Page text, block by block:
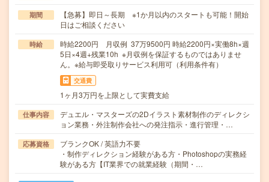
期間
【急募】即日～長期 ※1か月以内のスタートも可能！開始
日はご相談ください
時給
時給2200円 月収例 37万9500円 時給2200円×実働8h×週
5日×4週+残業10h ※月収例を保証するものではありませ
ん。※給与即受取りサービス利用可（利用条件有）
交通費
1ヶ月3万円を上限として実費支給
仕事内容
デュエル・マスターズの2Dイラスト素材制作のディレクシ
ョン業務・外注制作会社への発注指示・進行管理・…
応募資格
ブランクOK / 英語力不要
・制作ディレクション経験がある方・Photoshopの実務経
験がある方【IT業界での就業経験（期間・…